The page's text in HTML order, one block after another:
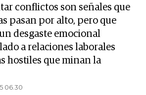
conflictos son señales que
pasan por alto, pero que
desgaste emocional
a relaciones laborales
hostiles que minan la
06.30